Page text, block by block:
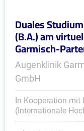
Duales
(B.A.) am
Garmisch-
Augenklinik
GmbH
In Kooperation mit
(Internationale